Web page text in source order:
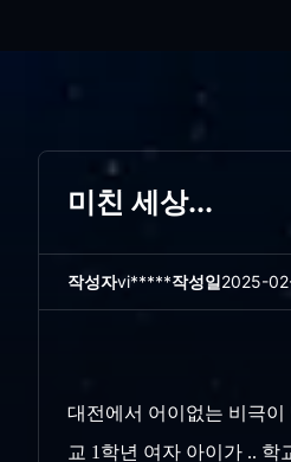
미친 세상...
작성자vi*****작성일2025-
대전에서 어이없는 비극
교 1학년 여자 아이가 .. 학